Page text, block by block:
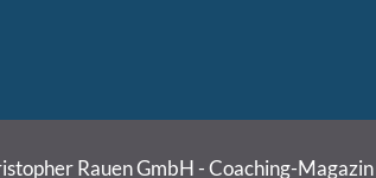
Rauen GmbH - Coaching-Magazin